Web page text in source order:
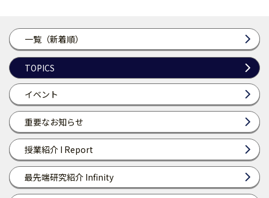
一覧（新着順）
TOPICS
イベント
重要なお知らせ
授業紹介 I Report
最先端研究紹介 Infinity